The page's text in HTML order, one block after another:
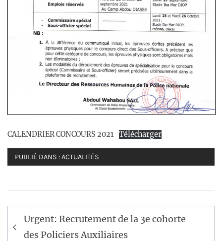
CALENDRIER CONCOURS 2021 Télécharger
PUBLIÉ DANS :ACTUALITÉS
Navigation
de
Urgent: Recrutement de la 3e cohorte
des Policiers Auxiliaires